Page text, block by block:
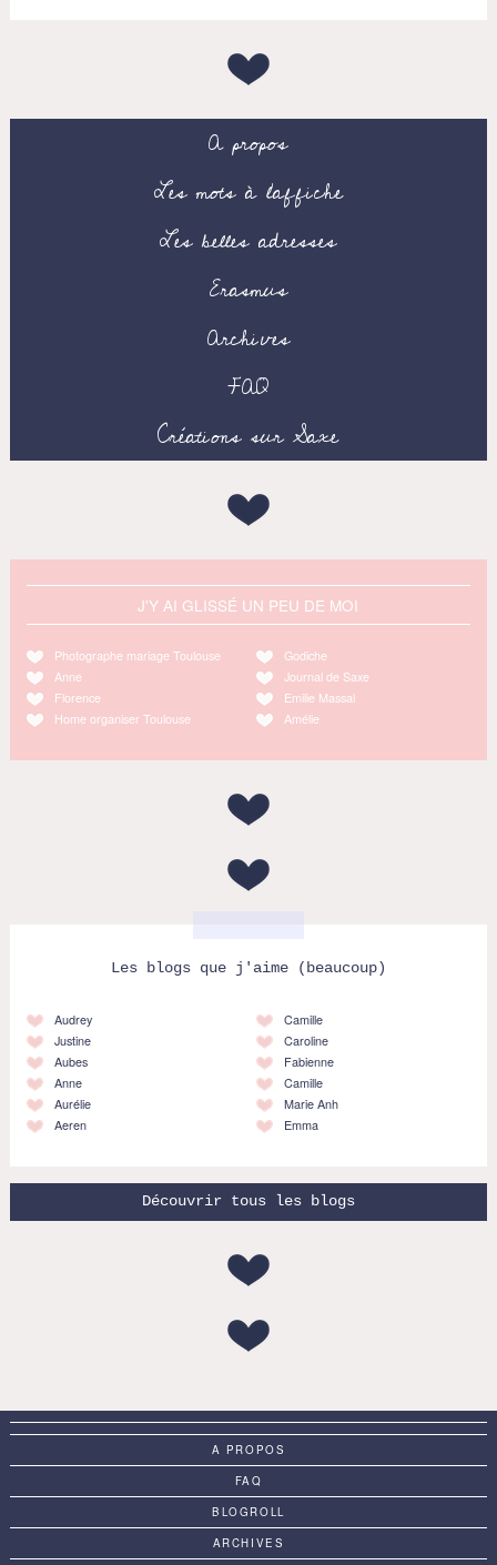
A propos
Les mots à l’affiche
Les belles adresses
Erasmus
Archives
FAQ
Créations sur Saxe
J'Y AI GLISSÉ UN PEU DE MOI
Photographe mariage Toulouse
Anne
Florence
Home organiser Toulouse
Godiche
Journal de Saxe
Emilie Massal
Amélie
Les blogs que j'aime (beaucoup)
Audrey
Justine
Aubes
Anne
Aurélie
Aeren
Camille
Caroline
Fabienne
Camille
Marie Anh
Emma
Découvrir tous les blogs
A PROPOS
FAQ
BLOGROLL
ARCHIVES